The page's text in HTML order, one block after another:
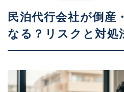
民泊代行会社が倒産
なる？リスクと対処